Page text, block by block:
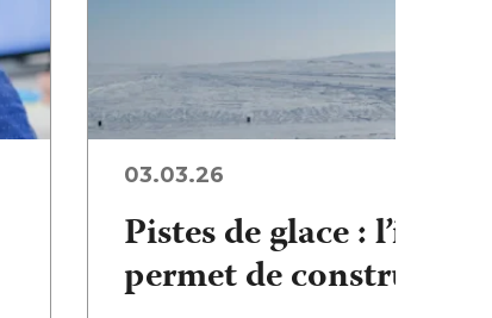
03.03.26
Pistes de glace :
permet de construire